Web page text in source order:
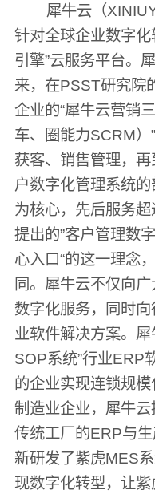
犀牛云（
针对全球企业数字
引擎”云服务平台。
来，在PSST研究院
企业的“犀牛云营销
车、圈能力SCRM
获客、销售管理，
户数字化管理系统
为核心，先后服务
提出的”客户管理数
心入口“的这一理念
同。犀牛云不仅向
数字化服务，同时
业软件解决方案。
SOP系统”行业ERP
的企业实现连锁规
制造业企业，犀牛云
传统工厂的ERP与
新研发了紫虎MES
现数字化转型，让